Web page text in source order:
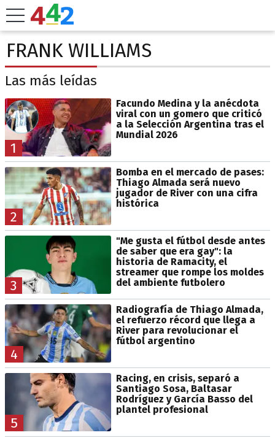
FRANK WILLIAMS
Las más leídas
1
Facundo Medina y la anécdota
viral con un gomero que criticó
a la Selección Argentina tras el
Mundial 2026
2
Bomba en el mercado de pases:
Thiago Almada será nuevo
jugador de River con una cifra
histórica
3
"Me gusta el fútbol desde antes
de saber que era gay": la
historia de Ramacity, el
streamer que rompe los moldes
del ambiente futbolero
4
Radiografía de Thiago Almada,
el refuerzo récord que llega a
River para revolucionar el
fútbol argentino
5
Racing, en crisis, separó a
Santiago Sosa, Baltasar
Rodríguez y García Basso del
plantel profesional